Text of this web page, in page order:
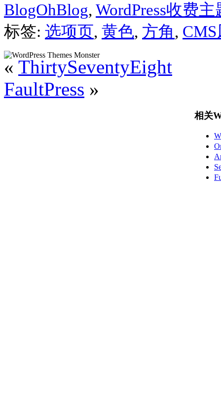
BlogOhBlog, WordPress收费主
标签: 选项页, 黄色, 方角,
« ThirtySeventyEight
FaultPress »
相关